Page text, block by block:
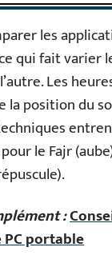
les
qui fait varier
Les
la position du
le Fajr
:
portable